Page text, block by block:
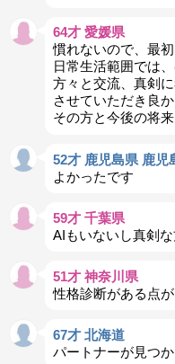
64才 愛媛県
慣れないので、最
日常生活範囲では
方々と交流、真剣
させていただき良
その方と今後の将
52才 鹿児島県 鹿児
よかったです
59才 千葉県
AIもいないし真剣な
51才 神奈川県
性格診断がある点が
67才 北海道
パートナーが見つか